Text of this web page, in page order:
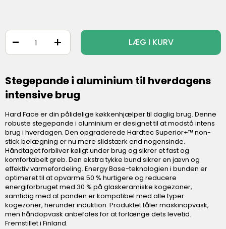
+
- LÆG I KURV
Stegepande i aluminium til hverdagens
intensive brug
Hard Face er din pålidelige køkkenhjælper til daglig brug. Denne
robuste stegepande i aluminium er designet til at modstå intens
brug i hverdagen. Den opgraderede Hardtec Superior+™ non-
stick belægning er nu mere slidstærk end nogensinde.
Håndtaget forbliver køligt under brug og sikrer et fast og
komfortabelt greb. Den ekstra tykke bund sikrer en jævn og
effektiv varmefordeling. Energy Base-teknologien i bunden er
optimeret til at opvarme 50 % hurtigere og reducere
energiforbruget med 30 % på glaskeramiske kogezoner,
samtidig med at panden er kompatibel med alle typer
kogezoner, herunder induktion. Produktet tåler maskinopvask,
men håndopvask anbefales for at forlænge dets levetid.
Fremstillet i Finland.